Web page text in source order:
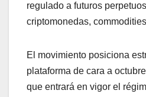
regulado a futuros
criptomonedas,
El movimiento posiciona
plataforma de cara a
que entrará en vigor el